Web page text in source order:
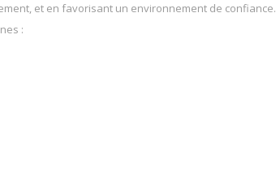
et en favorisant un environnement de confiance.
: